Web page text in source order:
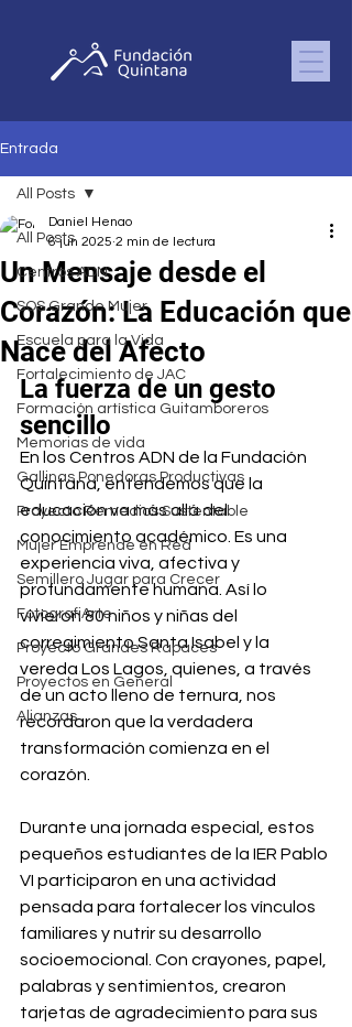
Entrada
All Posts
Centros ADN
SOS Grande Mujer
Escuela para la Vida
Fortalecimiento de JAC
Formación artística Guitamboreros
Memorias de vida
Gallinas Ponedoras Productivas
Proyecto Remedios Sustentable
Mujer Emprende en Red
Semillero Jugar para Crecer
FotografiArte
Proyecto Grandes Rapaces
Proyectos en General
Alianzas
All Posts
Un Mensaje desde el
Corazón: La Educación que
Nace del Afecto
Daniel Henao
6 jun 2025 2 min de lectura
La fuerza de un gesto
sencillo
En los Centros ADN de la Fundación
Quintana, entendemos que la
educación va más allá del
conocimiento académico. Es una
experiencia viva, afectiva y
profundamente humana. Así lo
vivieron 80 niños y niñas del
corregimiento Santa Isabel y la
vereda Los Lagos, quienes, a través
de un acto lleno de ternura, nos
recordaron que la verdadera
transformación comienza en el
corazón.
Durante una jornada especial, estos
pequeños estudiantes de la IER Pablo
VI participaron en una actividad
pensada para fortalecer los vínculos
familiares y nutrir su desarrollo
socioemocional. Con crayones, papel,
palabras y sentimientos, crearon
tarjetas de agradecimiento para sus